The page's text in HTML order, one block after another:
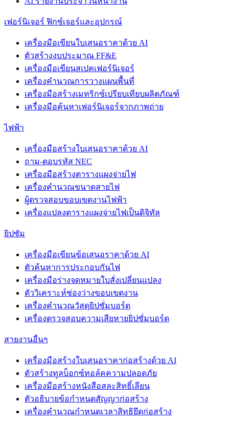
เฟอร์นิเจอร์ ฟิกซ์เจอร์และอุปกรณ์
เครื่องมือเขียนใบเสนอราคาด้วย AI
ตัวสร้างงบประมาณ FF&E
เครื่องมือเขียนสเปคเฟอร์นิเจอร์
เครื่องคำนวณการวางแผนพื้นที่
เครื่องมือสร้างเมทริกซ์เปรียบเทียบผลิตภัณฑ์
เครื่องมือค้นหาเฟอร์นิเจอร์จากภาพถ่าย
ไฟฟ้า
เครื่องมือสร้างใบเสนอราคาด้วย AI
ถาม-ตอบรหัส NEC
เครื่องมือสร้างตารางแผงจ่ายไฟ
เครื่องคำนวณขนาดสายไฟ
ผู้ตรวจสอบขอบเขตงานไฟฟ้า
เครื่องแปลงตารางแผงจ่ายไฟเป็นดิจิทัล
ยิปซัม
เครื่องมือเขียนข้อเสนอราคาด้วย AI
ตัวค้นหาการประกอบกันไฟ
เครื่องมือร่างจดหมายใบสั่งเปลี่ยนแปลง
ตัววิเคราะห์ช่องว่างขอบเขตงาน
เครื่องคำนวณวัสดุยิปซั่มบอร์ด
เครื่องตรวจสอบความเสียหายยิปซั่มบอร์ด
สายงานอื่นๆ
เครื่องมือสร้างใบเสนอราคาก่อสร้างด้วย AI
ตัวสร้างทูลบ็อกซ์ทอล์คความปลอดภัย
เครื่องมือสร้างหนังสือสละสิทธิ์เลียน
ตัวอธิบายข้อกำหนดสัญญาก่อสร้าง
เครื่องคำนวณกำหนดเวลาสิทธิยึดก่อสร้าง